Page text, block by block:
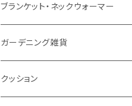
ナイロン
磁器マグ・湯呑
カスタムデザイン
キッチンツール
ノート
付箋
トレイ
デスクライト
付属ライト
ランタン
モバイルスタンド
モバイルリング
アクセサリー・スマホケース
スライド式ミラー
ケース付きミラー
手持ちミラー
ピクチャーボード、ポスター
フォトフレーム、スタンド
キーホルダー
ブランケット・ネックウォーマー
ブランケット
ネックウォーマー
ガーデニング雑貨
F.O.B COOP
クッション